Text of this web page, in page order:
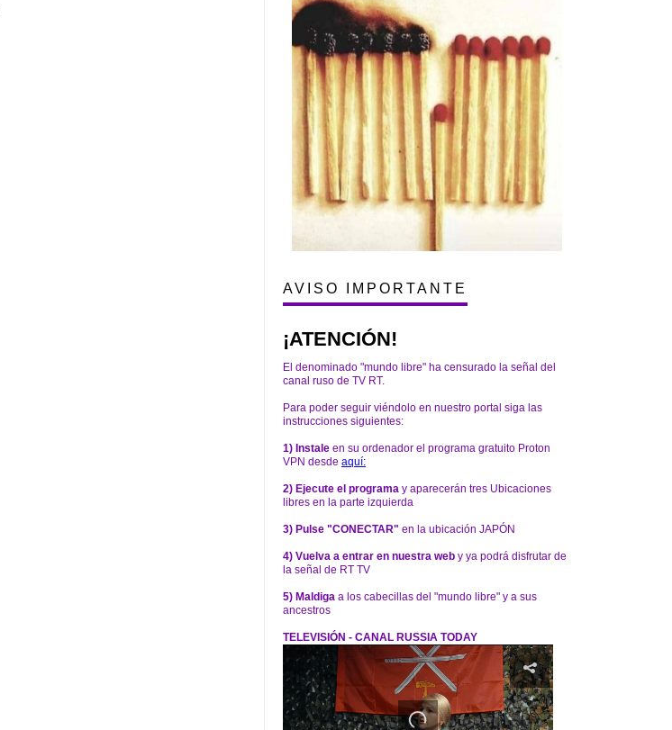
AVISO IMPORTANTE
¡ATENCIÓN!
El denominado "mundo libre" ha censurado la señal del
canal ruso de TV RT.
Para poder seguir viéndolo en nuestro portal siga las
instrucciones siguientes:
1) Instale en su ordenador el programa gratuito Proton
VPN desde aquí:
2) Ejecute el programa y aparecerán tres Ubicaciones
libres en la parte izquierda
3) Pulse "CONECTAR" en la ubicación JAPÓN
4) Vuelva a entrar en nuestra web y ya podrá disfrutar de
la señal de RT TV
5) Maldiga a los cabecillas del "mundo libre" y a sus
ancestros
TELEVISIÓN - CANAL RUSSIA TODAY